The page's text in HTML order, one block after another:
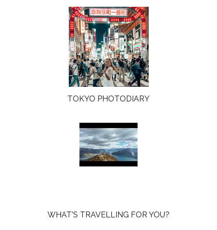
TOKYO PHOTODIARY
WHAT'S TRAVELLING FOR YOU?